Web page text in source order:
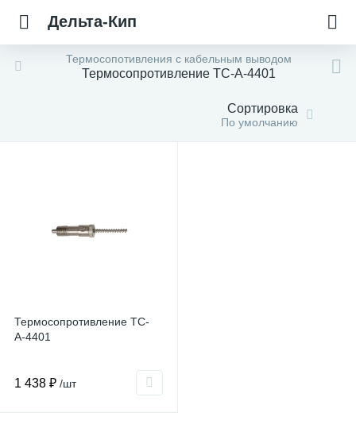
Дельта-Кип
Термосопотивления с кабельным выводом
Термосопротивление ТС-А-4401
Сортировка
По умолчанию
Термосопротивление ТС-
А-4401
1 438 ₽ /шт